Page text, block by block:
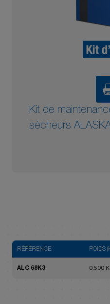
Kit de
sécheurs
RÉFÉRENCE POIDS
ALC 68K3 0.500